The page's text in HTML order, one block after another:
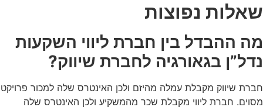
שאלות נפוצות
מה ההבדל בין חברת ליווי השקעות
נדל”ן בגאורגיה לחברת שיווק?
חברת שיווק מקבלת עמלה מהיזם ולכן האינטרס שלה למכור פרויקט
מסוים. חברת ליווי מקבלת שכר מהמשקיע ולכן האינטרס שלה